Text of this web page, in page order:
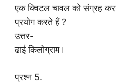
एक क्विटल चावल को संग्रह
प्रयोग करते हैं ?
उत्तर-
ढाई किलोग्राम।
प्रश्न 5.